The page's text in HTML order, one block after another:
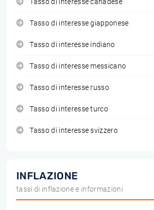
Tasso di interesse canadese
Tasso di interesse giapponese
Tasso di interesse indiano
Tasso di interesse messicano
Tasso di interesse russo
Tasso di interesse turco
Tasso di interesse svizzero
INFLAZIONE
tassi di inflazione e informazioni